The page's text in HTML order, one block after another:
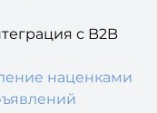
с B2B
наценками